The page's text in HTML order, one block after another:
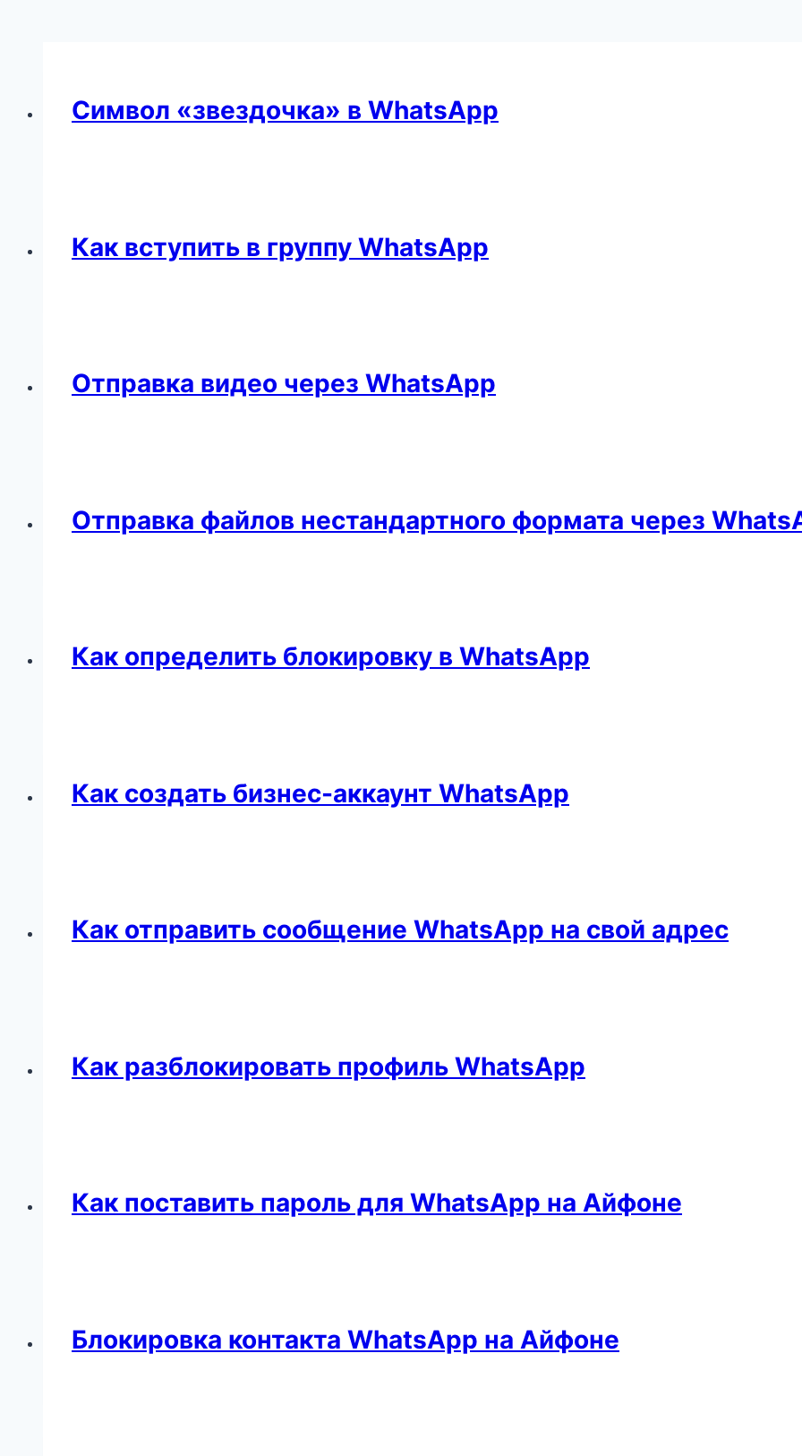
Символ «звездочка» в WhatsApp
Как вступить в группу WhatsApp
Отправка видео через WhatsApp
Отправка файлов нестандартного формата через
Как определить блокировку в WhatsApp
Как создать бизнес-аккаунт WhatsApp
Как отправить сообщение WhatsApp на свой адрес
Как разблокировать профиль WhatsApp
Как поставить пароль для WhatsApp на Айфоне
Блокировка контакта WhatsApp на Айфоне